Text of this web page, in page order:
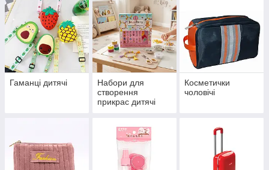
Гаманці дитячі
Набори для
створення
прикрас дитячі
Косметички
чоловічі